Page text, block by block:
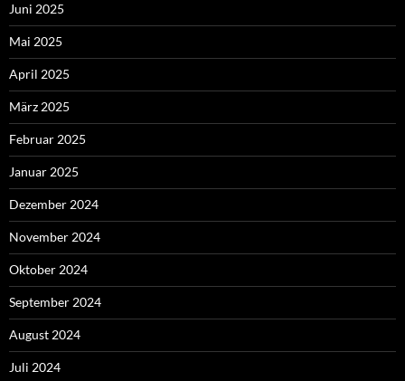
Juni 2025
Mai 2025
April 2025
März 2025
Februar 2025
Januar 2025
Dezember 2024
November 2024
Oktober 2024
September 2024
August 2024
Juli 2024